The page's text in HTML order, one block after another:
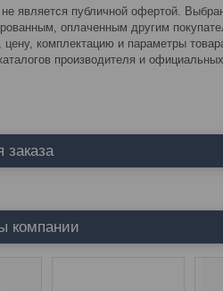
является публичной офертой.
оплаченным другим
комплектацию и параметры
производителя и
компании